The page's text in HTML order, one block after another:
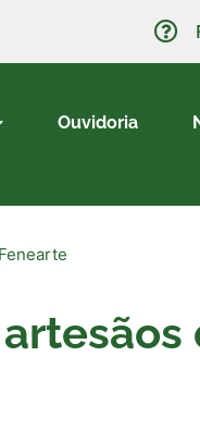
Ouvidoria